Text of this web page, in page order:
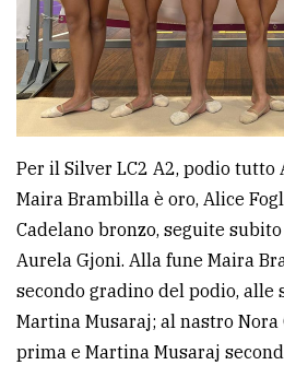
Per il Silver LC2 A2, podio tutto
Maira Brambilla è oro, Alice
Cadelano bronzo, seguite
Aurela Gjoni. Alla fune Maira
secondo gradino del podio, alle
Martina Musaraj; al nastro
prima e Martina Musaraj